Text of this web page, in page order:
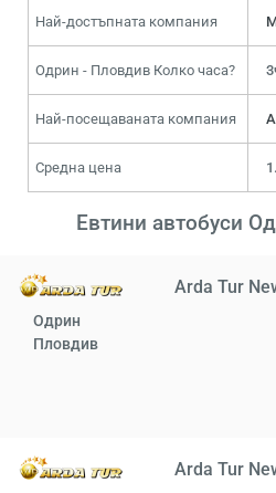
Най-достъпната компания
Одрин - Пловдив Колко часа?
Най-посещаваната компания
Средна цена
Евтини автобуси
Arda Tur
Одрин
Пловдив
Arda Tur